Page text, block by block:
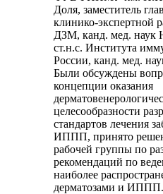
Доля, заместитель
клинико-
ДЗМ, канд. мед. наук
ст.н.с. Института
России, канд. мед.
Были обсуждены
концепции оказания
целесообразности
стандартов лечения
ИППП, принято
рабочей группы по
рекомендаций по
наиболее
дерматозами и ИППП.